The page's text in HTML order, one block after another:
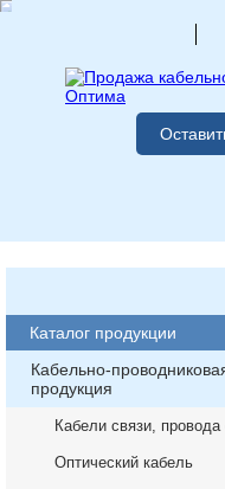
Каталог продукции
Кабельно-
продукция
Кабели связи, провода
Оптический кабель